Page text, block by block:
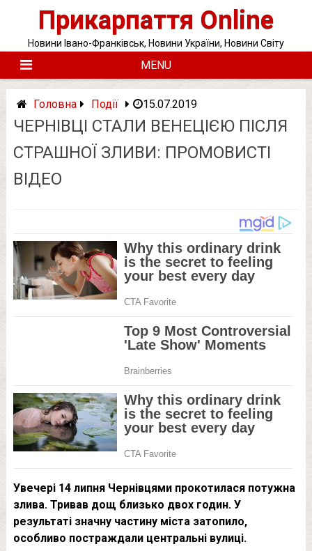
Прикарпаття Online
Новини Івано-Франківськ, Новини України, Новини Світу
MENU
Головна Події 15.07.2019
ЧЕРНІВЦІ СТАЛИ ВЕНЕЦІЄЮ ПІСЛЯ
СТРАШНОЇ ЗЛИВИ: ПРОМОВИСТІ
ВІДЕО
Увечері 14 липня Чернівцями прокотилася потужна
злива. Тривав дощ близько двох годин. У
результаті значну частину міста затопило,
особливо постраждали центральні вулиці.